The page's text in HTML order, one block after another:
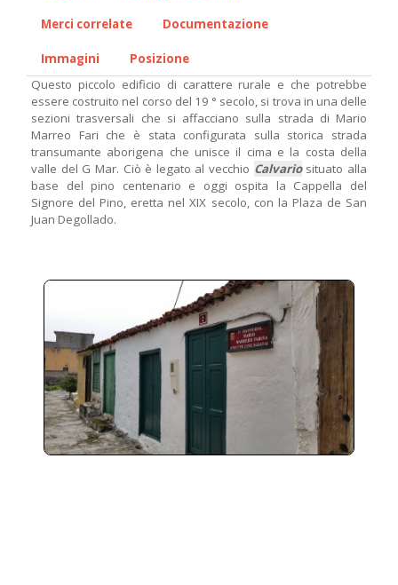
Merci correlate Documentazione
Immagini
Posizione
Questo piccolo edificio di carattere rurale e che potrebbe
essere costruito nel corso del 19 ° secolo, si trova in una delle
sezioni trasversali che si affacciano sulla strada di Mario
Marreo Fari che è stata configurata sulla storica strada
transumante aborigena che unisce il cima e la costa della
valle del G Mar. Ciò è legato al vecchio Calvariosituato alla
base del pino centenario e oggi ospita la Cappella del
Signore del Pino, eretta nel XIX secolo, con la Plaza de San
Juan Degollado.